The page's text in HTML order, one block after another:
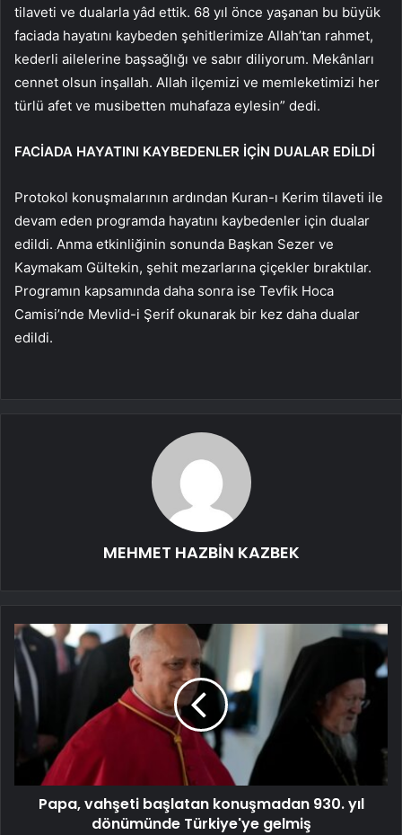
tilaveti ve dualarla yâd ettik. 68 yıl önce yaşanan bu büyük
faciada hayatını kaybeden şehitlerimize Allah’tan rahmet,
kederli ailelerine başsağlığı ve sabır diliyorum. Mekânları
cennet olsun inşallah. Allah ilçemizi ve memleketimizi her
türlü afet ve musibetten muhafaza eylesin” dedi.
FACİADA HAYATINI KAYBEDENLER İÇİN DUALAR EDİLDİ
Protokol konuşmalarının ardından Kuran-ı Kerim tilaveti ile
devam eden programda hayatını kaybedenler için dualar
edildi. Anma etkinliğinin sonunda Başkan Sezer ve
Kaymakam Gültekin, şehit mezarlarına çiçekler bıraktılar.
Programın kapsamında daha sonra ise Tevfik Hoca
Camisi’nde Mevlid-i Şerif okunarak bir kez daha dualar
edildi.
MEHMET HAZBİN KAZBEK
Papa, vahşeti başlatan konuşmadan 930. yıl
dönümünde Türkiye'ye gelmiş